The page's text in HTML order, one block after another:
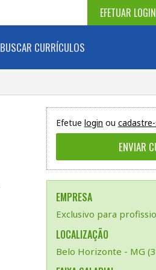
EFETUAR
BUSCAR CURRÍCULOS
Efetue login ou
EMPRESA
Exclusivo para
LOCALIZAÇÃO
Belo Horizonte - MG